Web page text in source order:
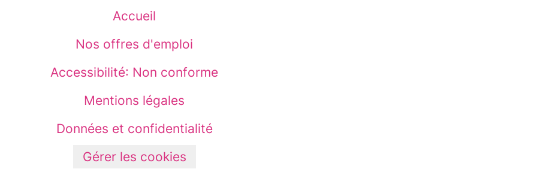
Accueil
Nos offres d'emploi
Accessibilité: Non conforme
Mentions légales
Données et confidentialité
Gérer les cookies